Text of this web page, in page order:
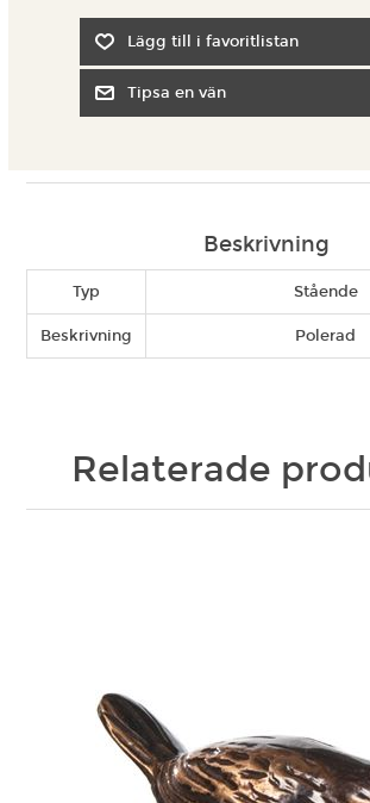
Beskrivning
Typ Stående
Beskrivning Polerad
Relaterade